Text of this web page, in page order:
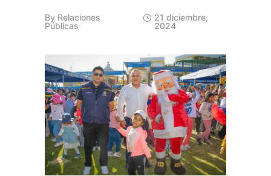
By Relaciones
Públicas
21 diciembre,
2024